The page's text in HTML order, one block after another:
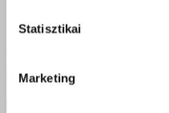
Statisztikai
Marketing